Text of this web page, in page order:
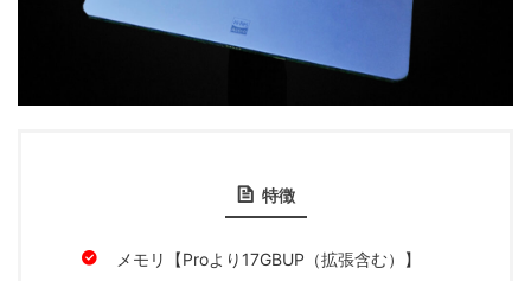
特徴
メモリ【Proより17GBUP（拡張含む）】